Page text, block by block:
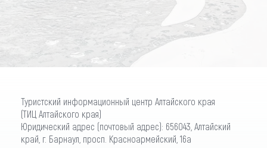
ПОДПИСАТЬСЯ
Туристский информационный центр Алтайского края
(ТИЦ Алтайского края)
Юридический адрес (почтовый адрес): 656043, Алтайский
край, г. Барнаул, просп. Красноармейский, 16а